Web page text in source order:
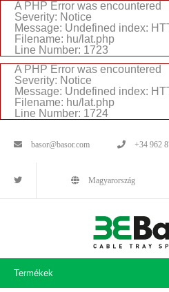
A PHP Error was encountered
Severity: Notice
Message: Undefined index:
Filename: hu/lat.php
Line Number: 1723
A PHP Error was encountered
Severity: Notice
Message: Undefined index:
Filename: hu/lat.php
Line Number: 1724
basor@basor.com +34 962
Magyarország
Termékek